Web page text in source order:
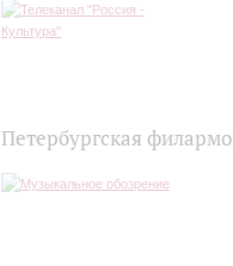
Петербургская